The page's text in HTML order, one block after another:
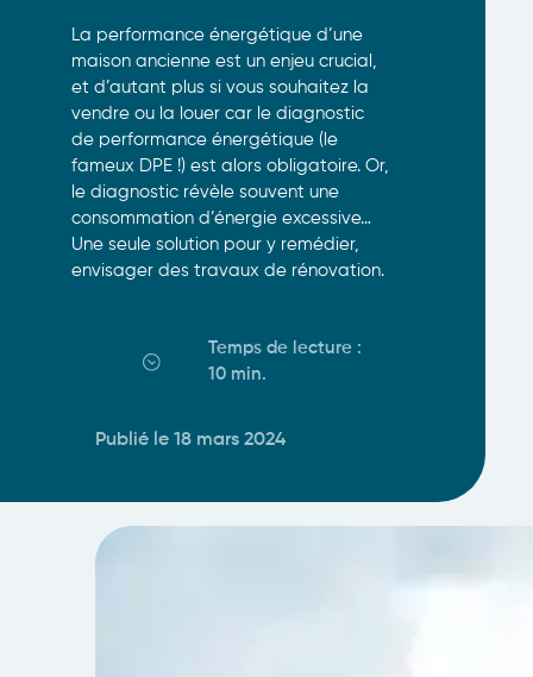
La performance énergétique d’une
maison ancienne est un enjeu crucial,
et d’autant plus si vous souhaitez la
vendre ou la louer car le diagnostic
de performance énergétique (le
fameux DPE !) est alors obligatoire. Or,
le diagnostic révèle souvent une
consommation d’énergie excessive…
Une seule solution pour y remédier,
envisager des travaux de rénovation.
Temps de lecture :
10 min.
Publié le 18 mars 2024